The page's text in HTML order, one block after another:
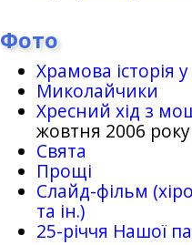
Фото
Храмова історія
Миколайчики
Хресний хід з
жовтня 2006 року
Свята
Прощі
Слайд-фільм
та ін.)
25-рiччя Нашої